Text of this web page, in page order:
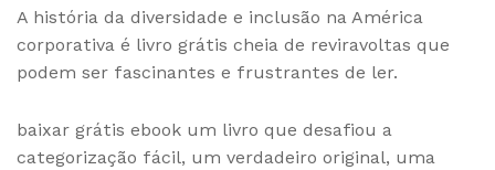
A história da diversidade e inclusão na América
corporativa é livro grátis cheia de reviravoltas que
podem ser fascinantes e frustrantes de ler.
baixar grátis ebook um livro que desafiou a
categorização fácil, um verdadeiro original, uma